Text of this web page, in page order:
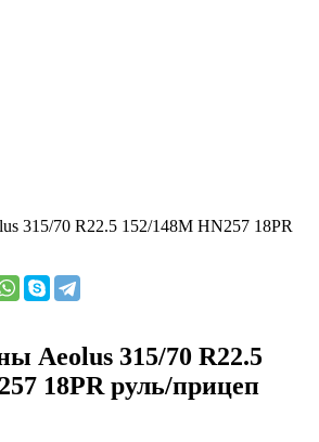
315/70 R22.5 152/148M HN257 18PR
Aeolus 315/70 R22.5
18PR руль/прицеп